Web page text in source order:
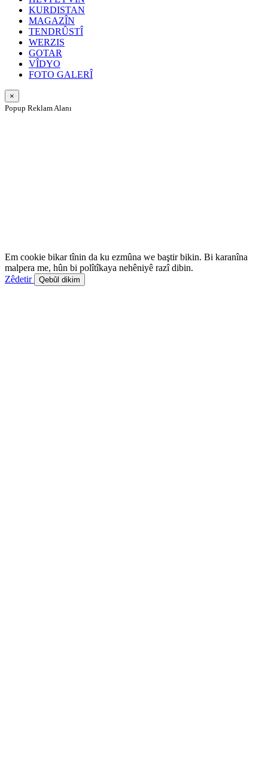
KURDISTAN
MAGAZÎN
TENDRÛSTÎ
WERZIS
GOTAR
VÎDYO
FOTO GALERÎ
×
Popup Reklam Alanı
Em cookie bikar tînin da ku ezmûna we baştir bikin. Bi karanîna
malpera me, hûn bi polîtîkaya nehêniyê razî dibin.
Zêdetir
Qebûl dikim